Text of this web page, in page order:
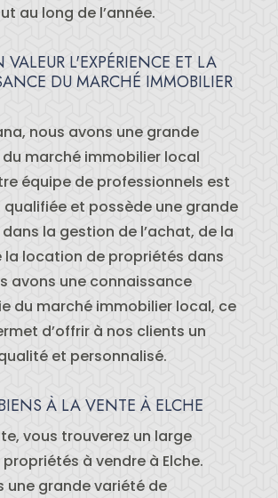
au long de l’année.
VALEUR L'EXPÉRIENCE ET LA
DU MARCHÉ IMMOBILIER
nous avons une grande
marché immobilier local
équipe de professionnels est
et possède une grande
la gestion de l’achat, de la
la location de propriétés dans
avons une connaissance
du marché immobilier local, ce
d’offrir à nos clients un
et personnalisé.
À LA VENTE À ELCHE
vous trouverez un large
à vendre à Elche.
une grande variété de